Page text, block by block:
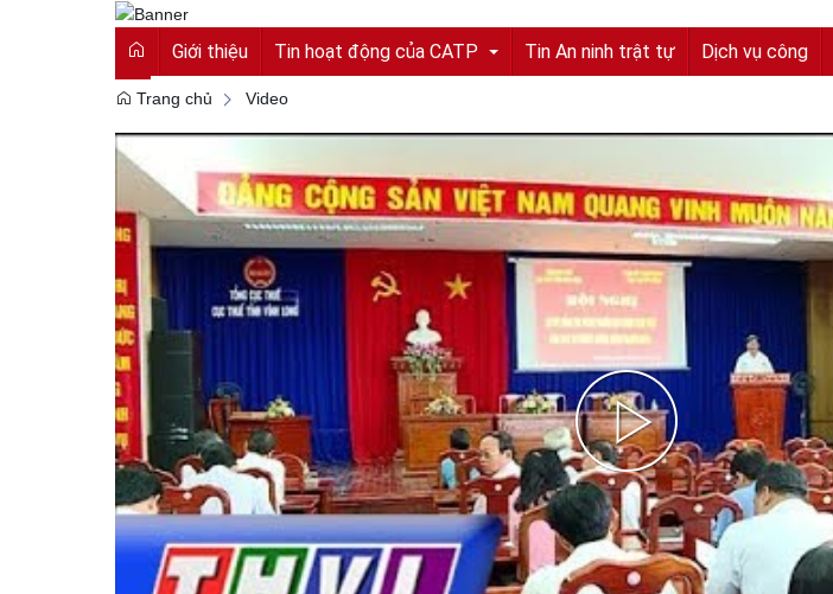
Giới thiệu Tin hoạt động của CATP
Hoạt động của CATP
Vì an ninh tổ quốc
Cải cách hành chính
An toàn giao thông
Gương người người tốt việc tốt
Tin An ninh trật tự Dịch vụ công
Trang chủ Video
Play
Video